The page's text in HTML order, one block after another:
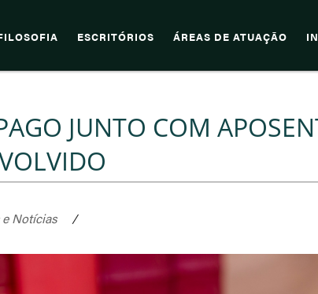
ESCRITÓRIOS ÁREAS DE ATUAÇÃO
JUNTO COM
e Notícias /